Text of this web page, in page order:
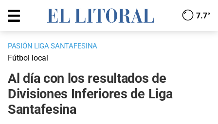
7.7°
PASIÓN LIGA SANTAFESINA
Fútbol local
Al día con los resultados de
Divisiones Inferiores de Liga
Santafesina